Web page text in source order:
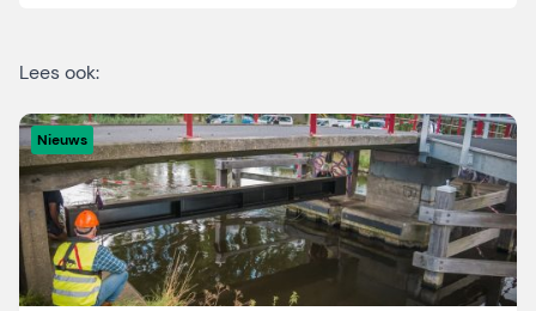
Lees ook:
Nieuws